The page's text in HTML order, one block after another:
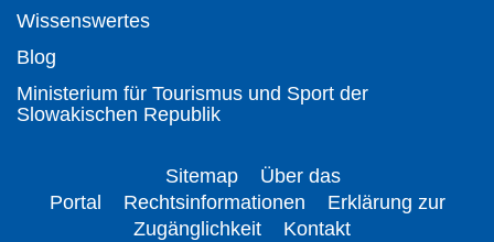
Wissenswertes
Blog
Ministerium für Tourismus und Sport der
Slowakischen Republik
Sitemap
Über das
Portal
Rechtsinformationen
Erklärung zur
Zugänglichkeit
Kontakt